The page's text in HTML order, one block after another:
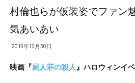
村倫也らが仮装姿でファン
気あいあい
2019年10月30日
映画『屍人荘の殺人 』ハロウィンイ